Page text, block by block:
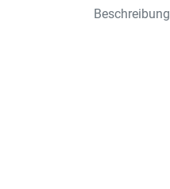
Beschreibung